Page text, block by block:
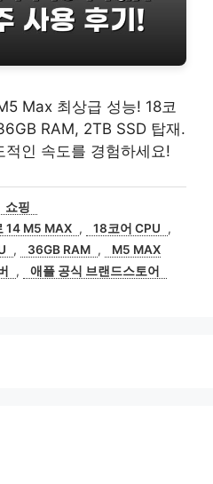
Max 최상급 성능! 18코
RAM, 2TB SSD 탑재.
인 속도를 경험하세요!
카쇼핑
14 M5 MAX , 18코어 CPU
,
, 36GB RAM ,
M5 MAX
, 애플 공식 브랜드스토어